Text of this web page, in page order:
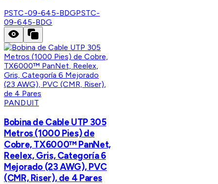
PSTC-09-645-BDGPSTC-
09-645-BDG
PANDUIT
Bobina de Cable UTP 305
Metros (1000 Pies) de
Cobre, TX6000™ PanNet,
Reelex, Gris, Categoría 6
Mejorado (23 AWG), PVC
(CMR, Riser), de 4 Pares